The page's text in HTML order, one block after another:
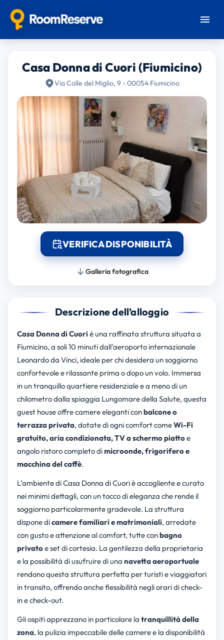
Casa Donna di Cuori (Fiumicino)
Via Colle del Miglio, 9 - 00054 Fiumicino
VERIFICA DISPONIBILITÀ
Galleria fotografica
Descrizione dell’alloggio
Casa Donna di Cuoriè una raffinata struttura situata a
Fiumicino, a soli 10 minuti dall’aeroporto internazionale
Leonardo da Vinci, ideale per chi desidera un soggiorno
confortevole e rilassante prima o dopo un volo. Immersa
in un tranquillo quartiere residenziale e a meno di un
chilometro dalla spiaggia Lungomare della Salute, questa
guest house offre camere eleganti conbalcone o
terrazza privata, dotate di ogni comfort comeWi-Fi
gratuito, aria condizionata, TV a schermo piattoe
angolo ristoro completo dimicroonde, frigorifero e
macchina del caffè.
L’ambiente di Casa Donna di Cuori è accogliente e curato
nei minimi dettagli, con un tocco di eleganza che rende il
soggiorno particolarmente gradevole. La struttura
dispone dicamere familiari e matrimoniali, arredate
con gusto e attenzione al comfort, tutte conbagno
privatoe set di cortesia. La gentilezza della proprietaria
e la possibilità di usufruire di una navetta aeroportuale
rendono questa struttura perfetta per turisti e viaggiatori
in transito, offrendo anche flessibilità negli orari di check-
in e check-out.
Gli ospiti apprezzano in particolare la tranquillità della
zona, la pulizia impeccabile delle camere e la disponibilità